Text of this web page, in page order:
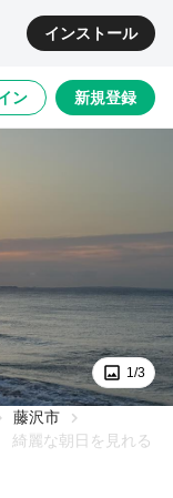
インストール
ン 新規登録
1/3
藤沢市
綺麗な朝日を見れる